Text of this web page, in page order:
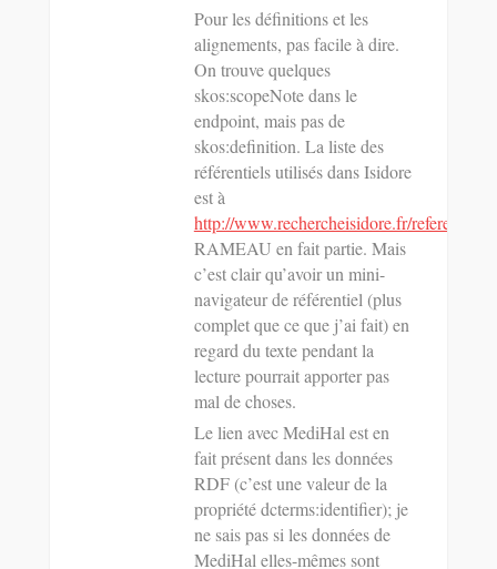
Pour les définitions et les
alignements, pas facile à dire.
On trouve quelques
skos:scopeNote dans le
endpoint, mais pas de
skos:definition. La liste des
référentiels utilisés dans Isidore
est à
http://www.rechercheisidore.fr/referentiels
RAMEAU en fait partie. Mais
c’est clair qu’avoir un mini-
navigateur de référentiel (plus
complet que ce que j’ai fait) en
regard du texte pendant la
lecture pourrait apporter pas
mal de choses.
Le lien avec MediHal est en
fait présent dans les données
RDF (c’est une valeur de la
propriété dcterms:identifier); je
ne sais pas si les données de
MediHal elles-mêmes sont